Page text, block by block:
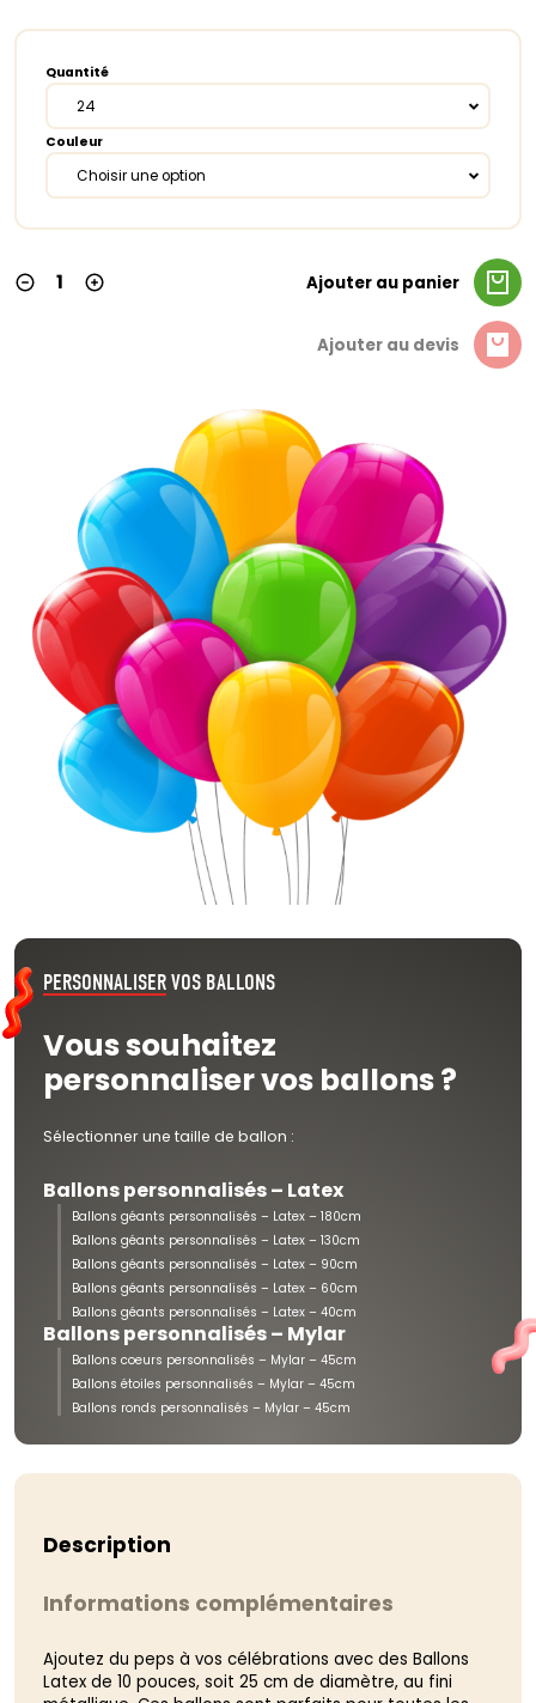
PERSONNALISERVOS BALLONS
Vous souhaitez
personnaliser vos ballons ?
Sélectionner une taille de ballon :
Ballons personnalisés – Latex
Ballons géants personnalisés – Latex – 180cm
Ballons géants personnalisés – Latex – 130cm
Ballons géants personnalisés – Latex – 90cm
Ballons géants personnalisés – Latex – 60cm
Ballons géants personnalisés – Latex – 40cm
Ballons personnalisés – Mylar
Ballons coeurs personnalisés – Mylar – 45cm
Ballons étoiles personnalisés – Mylar – 45cm
Ballons ronds personnalisés – Mylar – 45cm
Quantité
24
Couleur
Choisir une option
Ajouter au panier
Ajouter au devis
Description
Informations complémentaires
Ajoutez du peps à vos célébrations avec des Ballons
Latex de 10 pouces, soit 25 cm de diamètre, au fini